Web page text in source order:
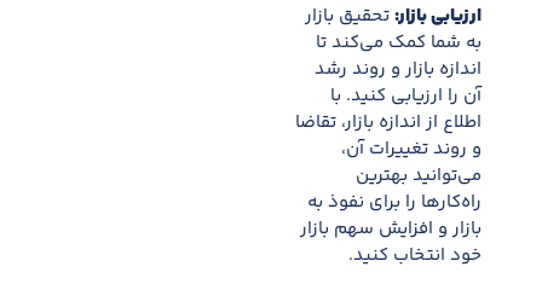
ارزیابی بازار:تحقیق بازار
به شما کمک می‌کند تا
اندازه بازار و روند رشد
آن را ارزیابی کنید. با
اطلاع از اندازه بازار، تقاضا
و روند تغییرات آن،
می‌توانید بهترین
راه‌کارها را برای نفوذ به
بازار و افزایش سهم بازار
خود انتخاب کنید.